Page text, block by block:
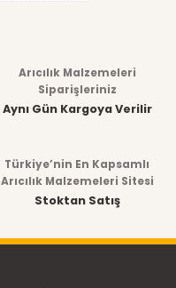
Arıcılık Malzemeleri
Siparişleriniz
Aynı Gün Kargoya Verilir
Türkiye’nin En Kapsamlı
Arıcılık Malzemeleri Sitesi
Stoktan Satış